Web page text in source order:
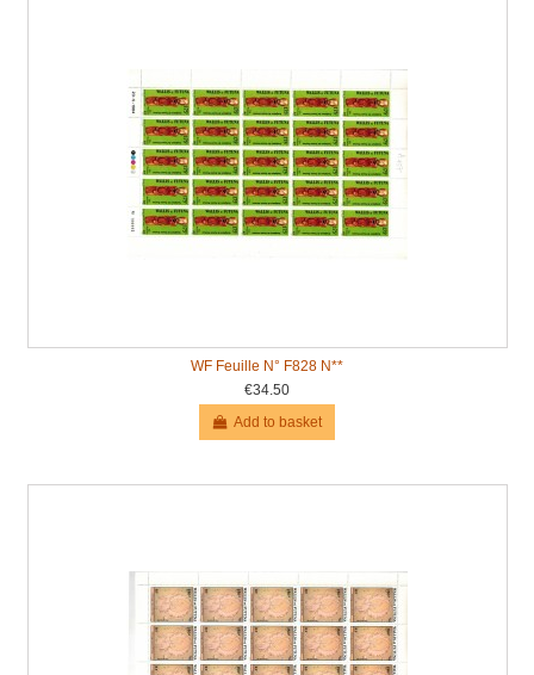
WF Feuille N° F828 N**
€34.50
Add to basket